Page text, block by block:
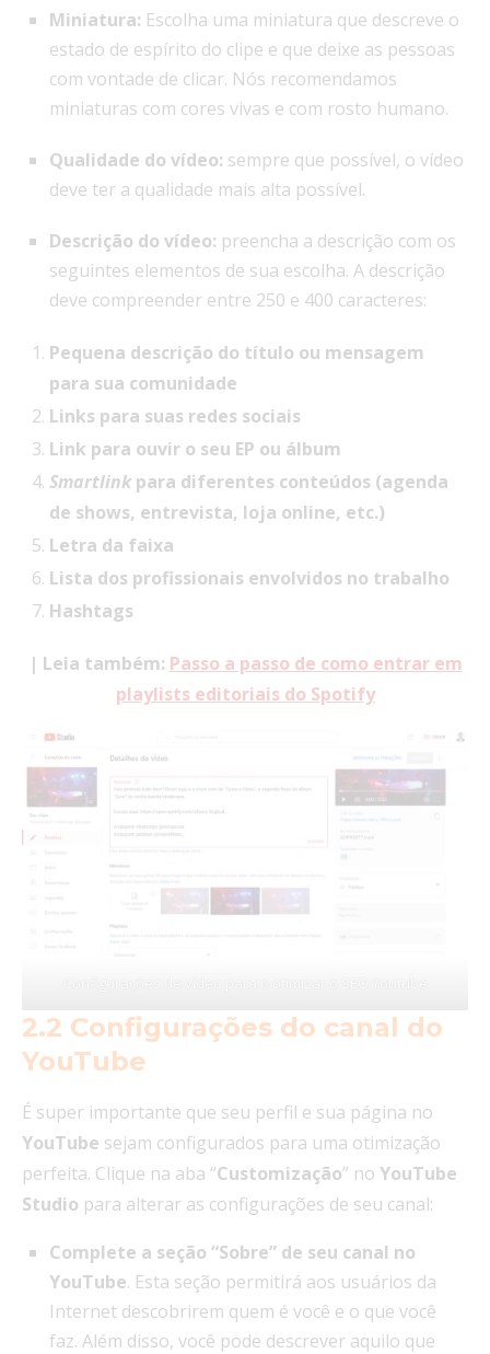
Miniatura: Escolha uma miniatura que descreve o
estado de espírito do clipe e que deixe as pessoas
com vontade de clicar. Nós recomendamos
miniaturas com cores vivas e com rosto humano.
Qualidade do vídeo: sempre que possível, o vídeo
deve ter a qualidade mais alta possível.
Descrição do vídeo: preencha a descrição com os
seguintes elementos de sua escolha. A descrição
deve compreender entre 250 e 400 caracteres:
Pequena descrição do título ou mensagem
para sua comunidade
Links para suas redes sociais
Link para ouvir o seu EP ou álbum
Smartlink para diferentes conteúdos (agenda
de shows, entrevista, loja online, etc.)
Letra da faixa
Lista dos profissionais envolvidos no trabalho
Hashtags
| Leia também: Passo a passo de como entrar em
playlists editoriais do Spotify
2.2 Configurações do canal do
YouTube
É super importante que seu perfil e sua página no
YouTube sejam configurados para uma otimização
perfeita. Clique na aba “Customização” no YouTube
Studio para alterar as configurações de seu canal:
Complete a seção “Sobre” de seu canal no
YouTube. Esta seção permitirá aos usuários da
Internet descobrirem quem é você e o que você
faz. Além disso, você pode descrever aquilo que